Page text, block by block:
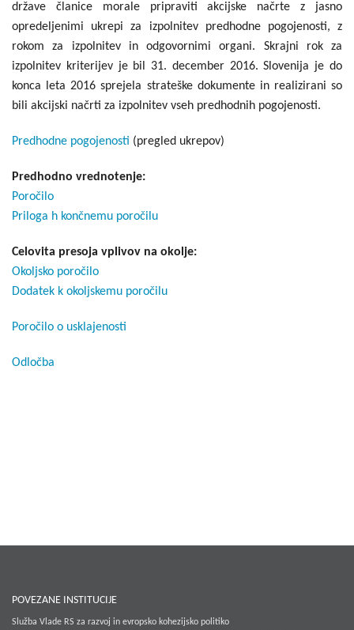
države članice morale pripraviti akcijske načrte z jasno
opredeljenimi ukrepi za izpolnitev predhodne pogojenosti, z
rokom za izpolnitev in odgovornimi organi. Skrajni rok za
izpolnitev kriterijev je bil 31. december 2016. Slovenija je do
konca leta 2016 sprejela strateške dokumente in realizirani so
bili akcijski načrti za izpolnitev vseh predhodnih pogojenosti.
Predhodne pogojenosti (pregled ukrepov)
Predhodno vrednotenje:
Poročilo
Priloga h končnemu poročilu
Celovita presoja vplivov na okolje:
Okoljsko poročilo
Dodatek k okoljskemu poročilu
Poročilo o usklajenosti
Odločba
POVEZANE INSTITUCIJE
Služba Vlade RS za razvoj in evropsko kohezijsko politiko